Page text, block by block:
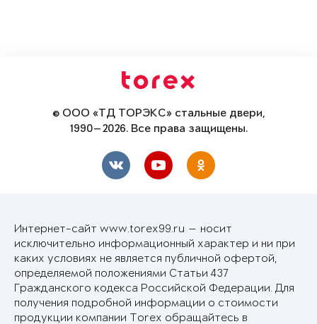
© ООО «ТД ТОРЭКС» стальные двери,
1990—2026. Все права защищены.
Интернет-сайт www.torex99.ru — носит
исключительно информационный характер и ни при
каких условиях не является публичной офертой,
определяемой положениями Статьи 437
Гражданского кодекса Российской Федерации. Для
получения подробной информации о стоимости
продукции компании Torex обращайтесь в